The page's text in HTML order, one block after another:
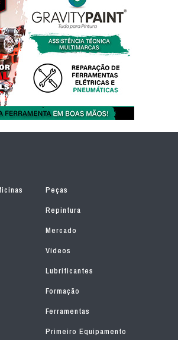
Peças
Repintura
Mercado
Vídeos
Lubrificantes
Formação
Ferramentas
Primeiro Equipamento